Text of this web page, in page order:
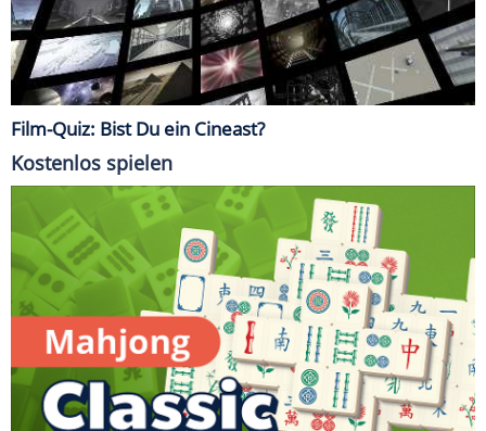
Film-Quiz: Bist Du ein Cineast?
Kostenlos spielen